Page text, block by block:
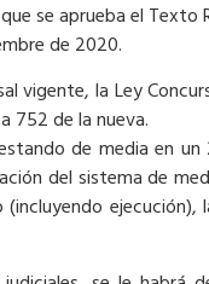
se aprueba el Texto
de 2020.
vigente, la Ley
752 de la nueva.
de media en
del sistema de